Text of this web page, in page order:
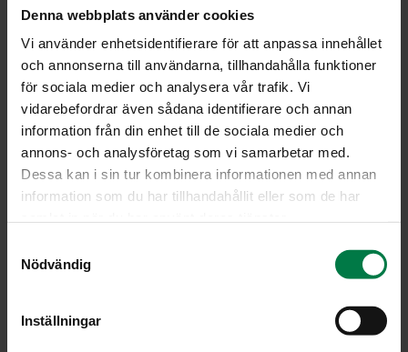
Denna webbplats använder cookies
Vi använder enhetsidentifierare för att anpassa innehållet
och annonserna till användarna, tillhandahålla funktioner
för sociala medier och analysera vår trafik. Vi
vidarebefordrar även sådana identifierare och annan
information från din enhet till de sociala medier och
annons- och analysföretag som vi samarbetar med.
Dessa kan i sin tur kombinera informationen med annan
information som du har tillhandahållit eller som de har
Nödvändig
Inställningar
4raparperinvartta
l mansikoita
appelsiini
2tl hunajaa
rkl juoksevaa margariinia
15basilikanlehteä
10sitruunamelissan lehteä
2rkl kookoshiutaleita
Leikkaa kevyesti kuoritut raparperit noin sentin
Perkaa mansikat ja halkaise tarvittaessa.